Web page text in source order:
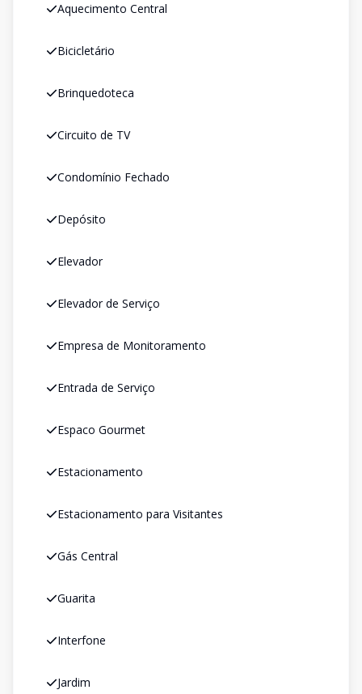
Aquecimento Central
Bicicletário
Brinquedoteca
Circuito de TV
Condomínio Fechado
Depósito
Elevador
Elevador de Serviço
Empresa de Monitoramento
Entrada de Serviço
Espaco Gourmet
Estacionamento
Estacionamento para Visitantes
Gás Central
Guarita
Interfone
Jardim